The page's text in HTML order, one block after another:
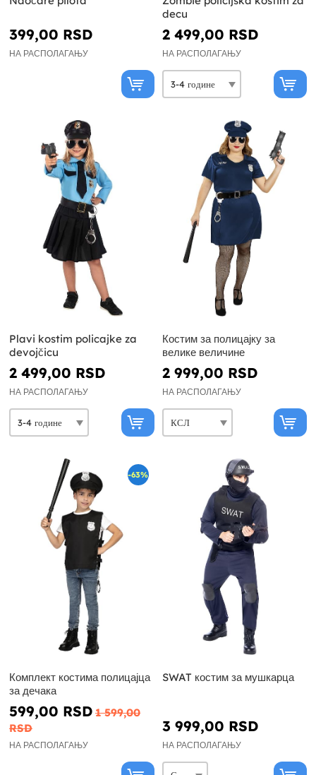
399,00 RSD
НА РАСПОЛАГАЊУ
decu
2 499,00 RSD
НА РАСПОЛАГАЊУ
Plavi kostim policajke za
devojčicu
2 499,00 RSD
НА РАСПОЛАГАЊУ
Костим за полицајку за
велике величине
2 999,00 RSD
НА РАСПОЛАГАЊУ
-63%
Комплект костима полицајца
за дечака
599,00 RSD 1 599,00
RSD
НА РАСПОЛАГАЊУ
SWAT костим за мушкарца
3 999,00 RSD
НА РАСПОЛАГАЊУ